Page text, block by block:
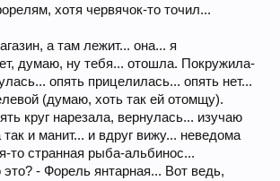
хотя червячок-то точил...
а там лежит... она... я
думаю, ну тебя... отошла. Покружила-
опять прицелилась... опять нет...
(думаю, хоть так ей отомщу).
круг нарезала, вернулась... изучаю
и манит... и вдруг вижу... неведома
то странная рыба-альбинос...
- Форель янтарная... Вот ведь,